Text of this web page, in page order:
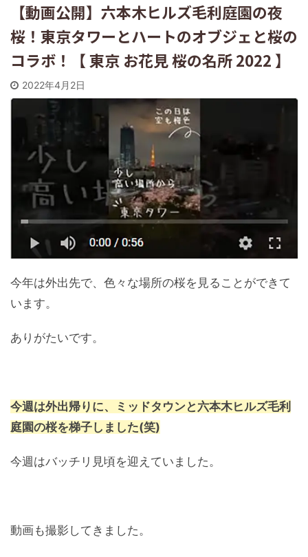
【動画公開】六本木ヒルズ毛利庭園の夜
桜！東京タワーとハートのオブジェと桜の
コラボ！【 東京 お花見 桜の名所 2022 】
2022年4月2日
今年は外出先で、色々な場所の桜を見ることができて
います。
ありがたいです。
今週は外出帰りに、ミッドタウンと六本木ヒルズ毛利
庭園の桜を梯子しました(笑)
今週はバッチリ見頃を迎えていました。
動画も撮影してきました。